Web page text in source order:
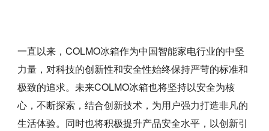
一直以来，COLMO冰箱作为中国智能家电行业的中坚
力量，对科技的创新性和安全性始终保持严苛的标准和
极致的追求。未来COLMO冰箱也将坚持以安全为核
心，不断探索，结合创新技术，为用户强力打造非凡的
生活体验。同时也将积极提升产品安全水平，以创新引